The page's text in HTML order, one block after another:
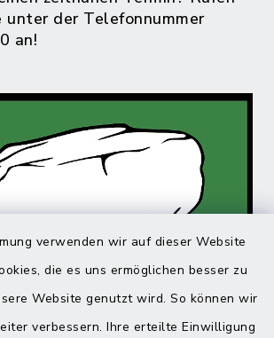
verwenden wir auf dieser Website
die es uns ermöglichen besser zu
Website genutzt wird. So können wir
verbessern. Ihre erteilte Einwilligung
unter der Telefonnummer
an!